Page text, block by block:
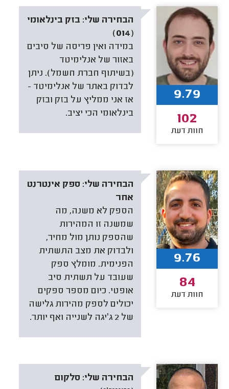
הבחירה שלי: בזק בינלאומי
(014)
במידה ואין פריסה של סיבים
באזור של אנלימיטד
(בשיתוף חברת חשמל). ניתן
לבדוק באתר של אנלימיטד -
אז אני ממליץ על בזק ובזק
בינלאומי הכי יציב.
9.79
102
חוות דעת
הבחירה שלי: ספק אינטרנט
אחר
הספק לא משנה, מה
שמשנה זו המהירות
שהספק נותן מול מחיר,
ולבדוק את מצב התשתית
הפנימית. מומלץ ספק
שעובד על תשתית סיב
אופטי. כיום מספר ספקים
יכולים לספק מהירות גלישה
של 2 ג׳יגה לשנייה ואף יותר.
9.76
84
חוות דעת
הבחירה שלי: סלקום